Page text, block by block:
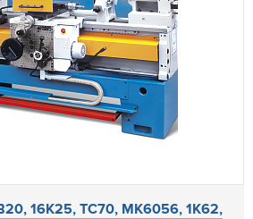
16К25, ТС70, МК6056, 1К62,